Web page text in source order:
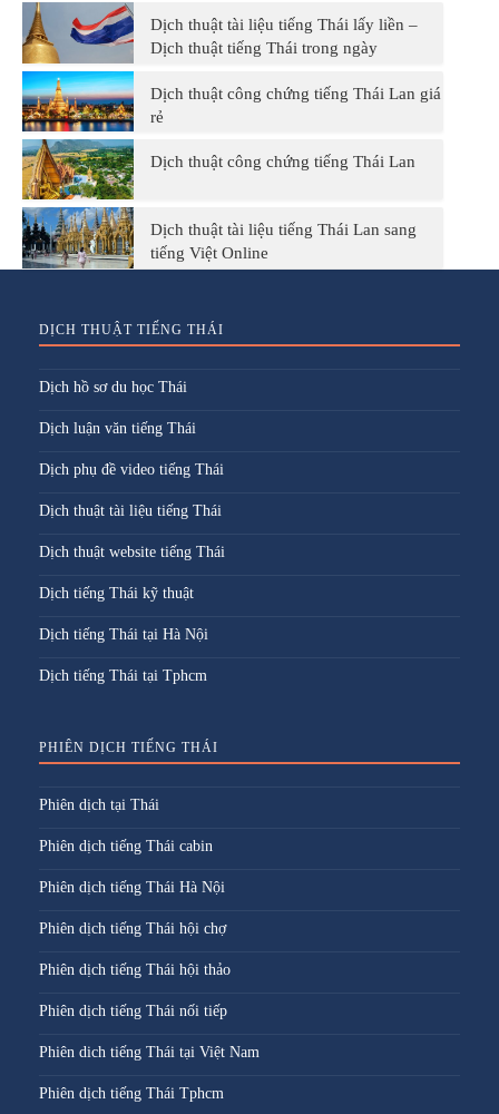
Dịch thuật tài liệu tiếng Thái lấy liền –
Dịch thuật tiếng Thái trong ngày
Dịch thuật công chứng tiếng Thái Lan giá
rẻ
Dịch thuật công chứng tiếng Thái Lan
Dịch thuật tài liệu tiếng Thái Lan sang
tiếng Việt Online
DỊCH THUẬT TIẾNG THÁI
Dịch hồ sơ du học Thái
Dịch luận văn tiếng Thái
Dịch phụ đề video tiếng Thái
Dịch thuật tài liệu tiếng Thái
Dịch thuật website tiếng Thái
Dịch tiếng Thái kỹ thuật
Dịch tiếng Thái tại Hà Nội
Dịch tiếng Thái tại Tphcm
PHIÊN DỊCH TIẾNG THÁI
Phiên dịch tại Thái
Phiên dịch tiếng Thái cabin
Phiên dịch tiếng Thái Hà Nội
Phiên dịch tiếng Thái hội chợ
Phiên dịch tiếng Thái hội thảo
Phiên dịch tiếng Thái nối tiếp
Phiên dich tiếng Thái tại Việt Nam
Phiên dịch tiếng Thái Tphcm